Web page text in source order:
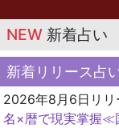
NEW 新着占い
新着リリース占
2026年8月6日リリ
名×暦で現実掌握≪